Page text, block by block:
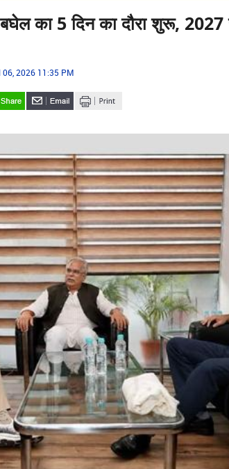
का 5 दिन का दौरा शुरू, 2027
06, 2026 11:35 PM